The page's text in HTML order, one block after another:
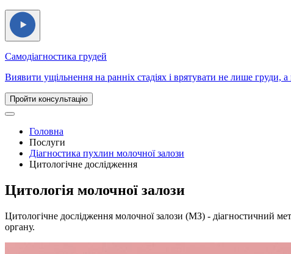
Самодіагностика грудей
Виявити ущільнення на ранніх стадіях і врятувати не лише груди,
Пройти консультацію
Головна
Послуги
Діагностика пухлин молочної залози
Цитологічне дослідження
Цитологія молочної залози
Цитологічне дослідження молочної залози (МЗ) - діагностичний
органу.